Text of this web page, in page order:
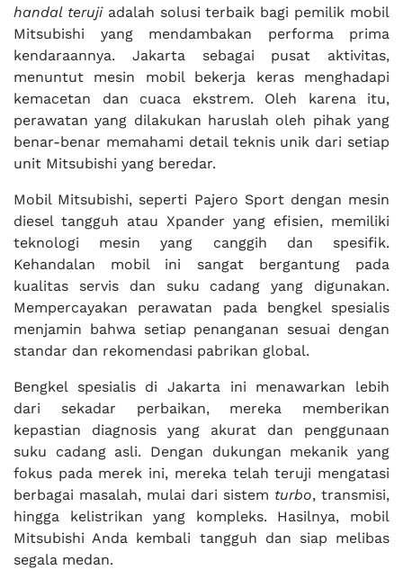
handal terujiadalah solusi terbaik bagi pemilik mobil
Mitsubishi yang mendambakan performa prima
kendaraannya. Jakarta sebagai pusat aktivitas,
menuntut mesin mobil bekerja keras menghadapi
kemacetan dan cuaca ekstrem. Oleh karena itu,
perawatan yang dilakukan haruslah oleh pihak yang
benar-benar memahami detail teknis unik dari setiap
unit Mitsubishi yang beredar.
Mobil Mitsubishi, seperti Pajero Sport dengan mesin
diesel tangguh atau Xpander yang efisien, memiliki
teknologi mesin yang canggih dan spesifik.
Kehandalan mobil ini sangat bergantung pada
kualitas servis dan suku cadang yang digunakan.
Mempercayakan perawatan pada bengkel spesialis
menjamin bahwa setiap penanganan sesuai dengan
standar dan rekomendasi pabrikan global.
Bengkel spesialis di Jakarta ini menawarkan lebih
dari sekadar perbaikan, mereka memberikan
kepastian diagnosis yang akurat dan penggunaan
suku cadang asli. Dengan dukungan mekanik yang
fokus pada merek ini, mereka telah teruji mengatasi
berbagai masalah, mulai dari sistem turbo, transmisi,
hingga kelistrikan yang kompleks. Hasilnya, mobil
Mitsubishi Anda kembali tangguh dan siap melibas
segala medan.